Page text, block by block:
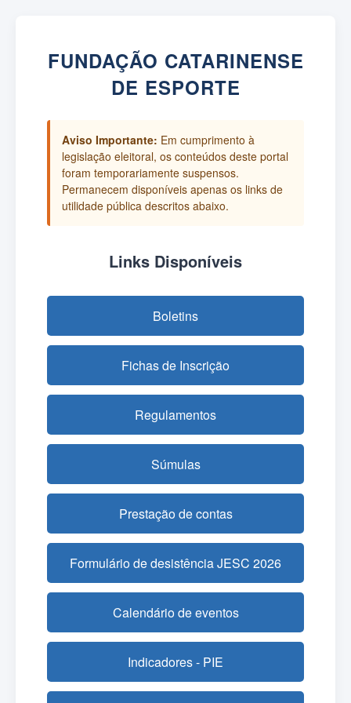
FUNDAÇÃO CATARINENSE
DE ESPORTE
Aviso Importante: Em cumprimento à
legislação eleitoral, os conteúdos deste portal
foram temporariamente suspensos.
Permanecem disponíveis apenas os links de
utilidade pública descritos abaixo.
Links Disponíveis
Boletins
Fichas de Inscrição
Regulamentos
Súmulas
Prestação de contas
Formulário de desistência JESC 2026
Calendário de eventos
Indicadores - PIE